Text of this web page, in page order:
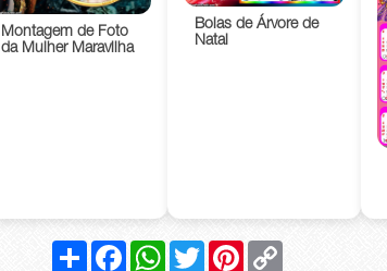
Montagem de Foto
da Mulher Maravilha
Bolas de Árvore de
Natal
Compartilhar
FacebookWhatsApp
TwitterPinterestCopy